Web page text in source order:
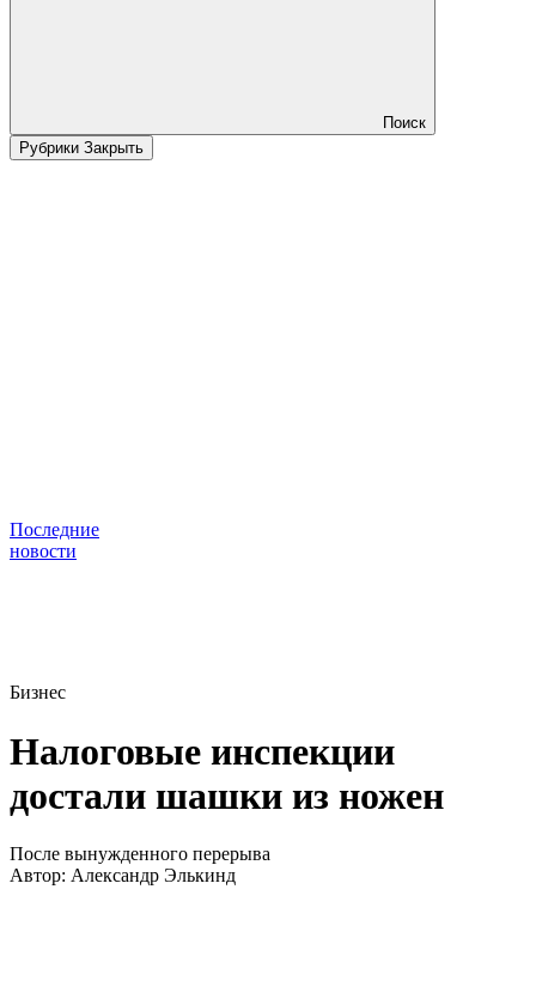
Поиск
Рубрики Закрыть
Последние
новости
Бизнес
Налоговые инспекции
достали шашки из ножен
После вынужденного перерыва
Автор: Александр Элькинд